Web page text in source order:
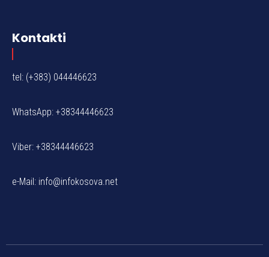
Kontakti
tel: (+383) 044446623
WhatsApp: +38344446623
Viber: +38344446623
e-Mail: info@infokosova.net